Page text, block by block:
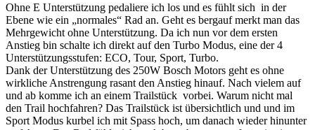
Ohne E Unterstützung pedaliere ich los und es fühlt sich in der
Ebene wie ein „normales“ Rad an. Geht es bergauf merkt man das
Mehrgewicht ohne Unterstützung. Da ich nun vor dem ersten
Anstieg bin schalte ich direkt auf den Turbo Modus, eine der 4
Unterstützungsstufen: ECO, Tour, Sport, Turbo.
Dank der Unterstützung des 250W Bosch Motors geht es ohne
wirkliche Anstrengung rasant den Anstieg hinauf. Nach vielem auf
und ab komme ich an einem Trailstück vorbei. Warum nicht mal
den Trail hochfahren? Das Trailstück ist übersichtlich und und im
Sport Modus kurbel ich mit Spass hoch, um danach wieder hinunter